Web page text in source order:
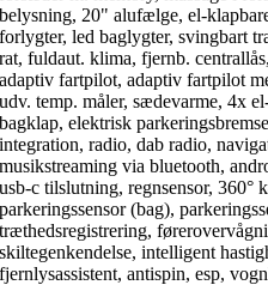
belysning, 20" alufælge, el-
forlygter, led baglygter, svingbart
rat, fuldaut. klima, fjernb.
adaptiv fartpilot, adaptiv fartpilot
udv. temp. måler, sædevarme, 4x
bagklap, elektrisk
integration, radio, dab radio,
musikstreaming via bluetooth,
usb-c tilslutning, regnsensor, 360°
parkeringssensor (bag),
træthedsregistrering,
skiltegenkendelse, intelligent
fjernlysassistent, antispin, esp,